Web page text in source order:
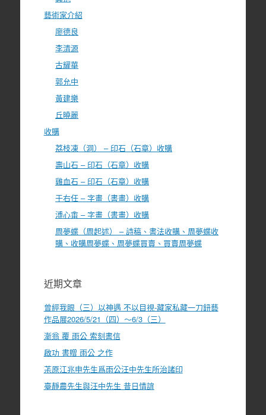
藝術家介紹
廖德良
李清源
古耀華
郭允中
黃建樂
丘曉麗
收購
荔枝凍（洞） – 印石（石章）收購
壽山石 – 印石（石章）收購
雞血石 – 印石（石章）收購
于右任 – 字畫（書畫）收購
溥心畬 – 字畫（書畫）收購
周夢蝶（周起述） – 詩稿、書法收購、周夢蝶收
購、收購周夢蝶、周夢蝶買賣、買賣周夢蝶
近期文章
曾經我眼（三）以神遇 不以目視-藏家私藏一刀鈕藝
作品展2026/5/21（四）～6/3（三）
漸翁 覆 雨公 索刻書信
啟功 書贈 雨公 之作
茮原江兆申先生爲雨公汪中先生所治諸印
臺靜農先生與汪中先生 昔日情誼